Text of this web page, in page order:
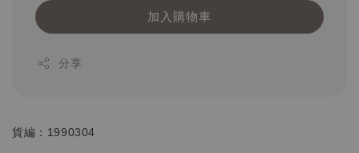
加入購物車
分享
貨編：1990304